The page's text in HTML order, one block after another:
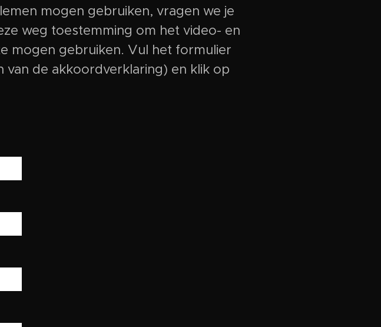
mogen gebruiken, vragen we je
weg toestemming om het video- en
mogen gebruiken. Vul het formulier
van de akkoordverklaring) en klik op